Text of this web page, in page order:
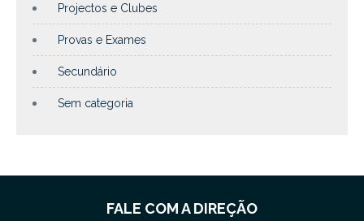
Projectos e Clubes
Provas e Exames
Secundário
Sem categoria
FALE COM A DIREÇÃO